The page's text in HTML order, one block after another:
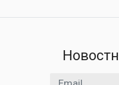
Email адрес